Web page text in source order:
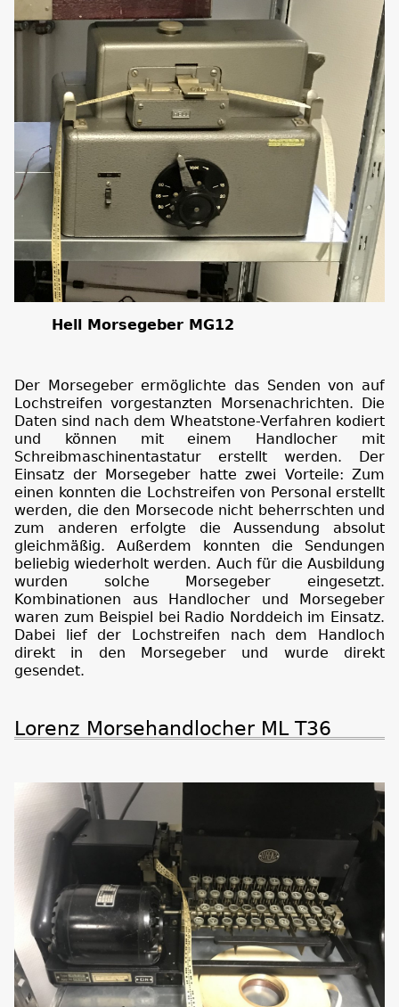
Hell Morsegeber MG12
Der Morsegeber ermöglichte das Senden von auf
Lochstreifen vorgestanzten Morsenachrichten. Die
Daten sind nach dem Wheatstone-Verfahren kodiert
und können mit einem Handlocher mit
Schreibmaschinentastatur erstellt werden. Der
Einsatz der Morsegeber hatte zwei Vorteile: Zum
einen konnten die Lochstreifen von Personal erstellt
werden, die den Morsecode nicht beherrschten und
zum anderen erfolgte die Aussendung absolut
gleichmäßig. Außerdem konnten die Sendungen
beliebig wiederholt werden. Auch für die Ausbildung
wurden solche Morsegeber eingesetzt.
Kombinationen aus Handlocher und Morsegeber
waren zum Beispiel bei Radio Norddeich im Einsatz.
Dabei lief der Lochstreifen nach dem Handloch
direkt in den Morsegeber und wurde direkt
gesendet.
Lorenz Morsehandlocher ML T36